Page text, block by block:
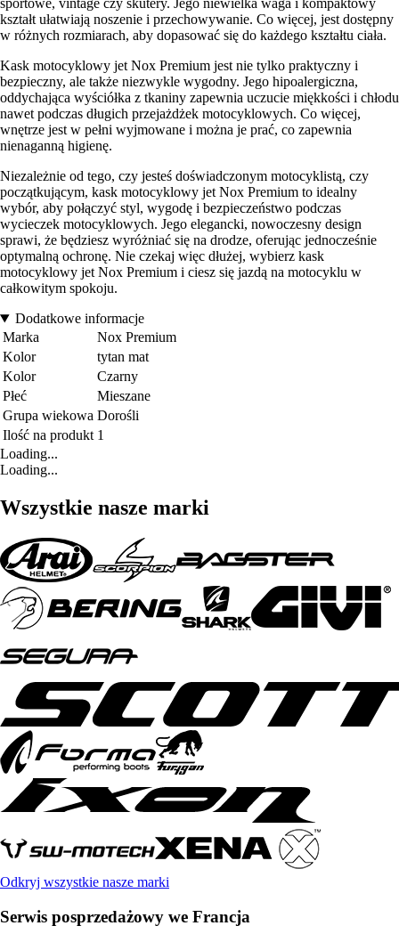
sportowe, vintage czy skutery. Jego niewielka waga i kompaktowy
kształt ułatwiają noszenie i przechowywanie. Co więcej, jest dostępny
w różnych rozmiarach, aby dopasować się do każdego kształtu ciała.
Kask motocyklowy jet Nox Premium jest nie tylko praktyczny i
bezpieczny, ale także niezwykle wygodny. Jego hipoalergiczna,
oddychająca wyściółka z tkaniny zapewnia uczucie miękkości i chłodu
nawet podczas długich przejażdżek motocyklowych. Co więcej,
wnętrze jest w pełni wyjmowane i można je prać, co zapewnia
nienaganną higienę.
Niezależnie od tego, czy jesteś doświadczonym motocyklistą, czy
początkującym, kask motocyklowy jet Nox Premium to idealny
wybór, aby połączyć styl, wygodę i bezpieczeństwo podczas
wycieczek motocyklowych. Jego elegancki, nowoczesny design
sprawi, że będziesz wyróżniać się na drodze, oferując jednocześnie
optymalną ochronę. Nie czekaj więc dłużej, wybierz kask
motocyklowy jet Nox Premium i ciesz się jazdą na motocyklu w
całkowitym spokoju.
Dodatkowe informacje
Marka
Nox Premium
Kolor
tytan mat
Kolor
Czarny
Płeć
Mieszane
Grupa wiekowa Dorośli
Ilość na produkt 1
Loading...
Loading...
Wszystkie nasze marki
Odkryj wszystkie nasze marki
Serwis posprzedażowy we Francja